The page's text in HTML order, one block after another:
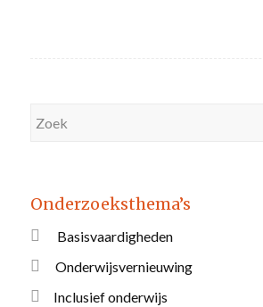
Onderzoeksthema’s
Basisvaardigheden
Onderwijsvernieuwing
Inclusief onderwijs